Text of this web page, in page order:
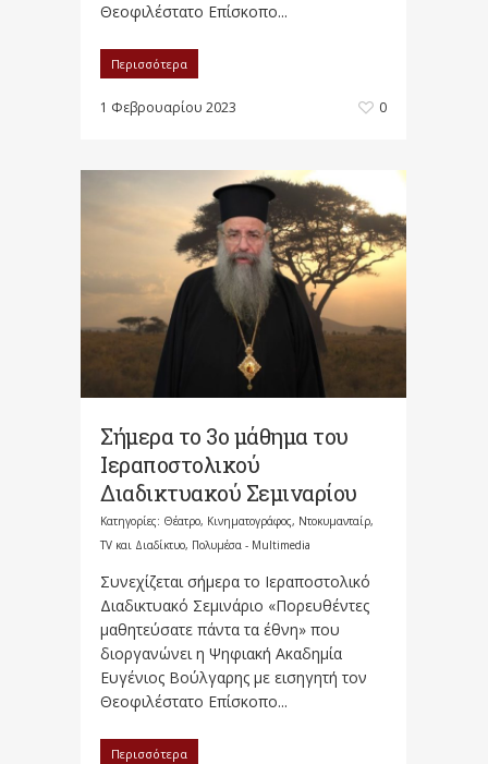
Θεοφιλέστατο Επίσκοπο...
Περισσότερα
1 Φεβρουαρίου 2023 0
Σήμερα το 3ο μάθημα του
Ιεραποστολικού
Διαδικτυακού Σεμιναρίου
Κατηγορίες: Θέατρο, Κινηματογράφος, Ντοκυμανταίρ,
TV και Διαδίκτυο, Πολυμέσα - Multimedia
Συνεχίζεται σήμερα το Ιεραποστολικό
Διαδικτυακό Σεμινάριο «Πορευθέντες
μαθητεύσατε πάντα τα έθνη» που
διοργανώνει η Ψηφιακή Ακαδημία
Ευγένιος Βούλγαρης με εισηγητή τον
Θεοφιλέστατο Επίσκοπο...
Περισσότερα